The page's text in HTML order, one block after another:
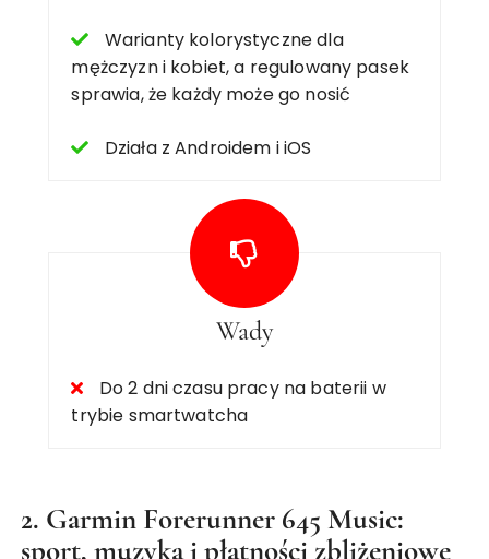
Warianty kolorystyczne dla
mężczyzn i kobiet, a regulowany pasek
sprawia, że każdy może go nosić
Działa z Androidem i iOS
Wady
Do 2 dni czasu pracy na baterii w
trybie smartwatcha
2. Garmin Forerunner 645 Music:
sport, muzyka i płatności zbliżeniowe